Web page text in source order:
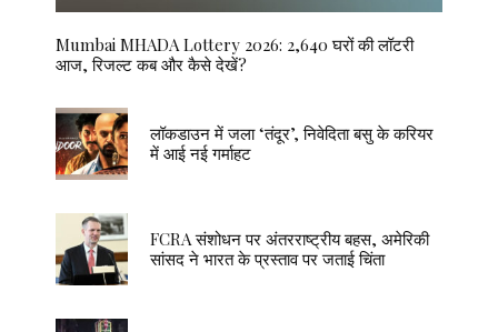
Mumbai MHADA Lottery 2026: 2,640 घरों की लॉटरी
आज, रिजल्ट कब और कैसे देखें?
लॉकडाउन में जला ‘तंदूर’, निवेदिता बसु के करियर
में आई नई गर्माहट
FCRA संशोधन पर अंतरराष्ट्रीय बहस, अमेरिकी
सांसद ने भारत के प्रस्ताव पर जताई चिंता